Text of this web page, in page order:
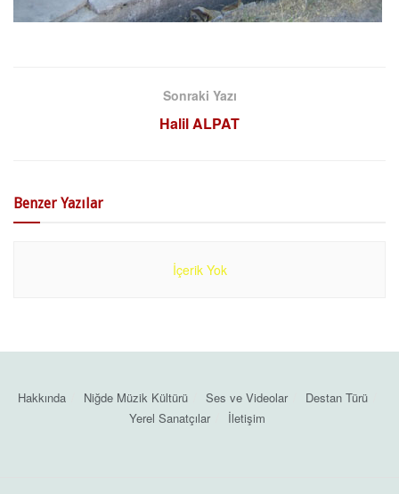
Sonraki Yazı
Halil ALPAT
Benzer Yazılar
İçerik Yok
Hakkında Niğde Müzik Kültürü Ses ve Videolar
Destan Türü
Yerel Sanatçılar
İletişim